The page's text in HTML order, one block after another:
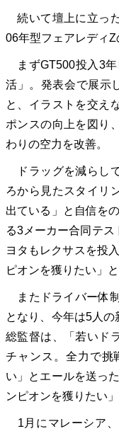
続いて壇上に立っ
06年型フェアレディZ
まずGT500投入3年
活」。発表会で展示
と、イラストを交え
ポンスの向上を図り
わりの空力を改善。
ドラッグを減らし
ろから見たスタイリ
出ている」と自信を
る3メーカー合同テ
ヨタもレクサスを投
ピオンを獲りたい」
またドライバー体
となり、今年は5人
総監督は、「若いド
チャンス。全力で挑
い」とエールを送っ
ンピオンを獲りたい」
1月にマレーシア、